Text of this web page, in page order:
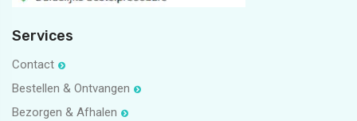
Services
Contact
Bestellen & Ontvangen
Bezorgen & Afhalen